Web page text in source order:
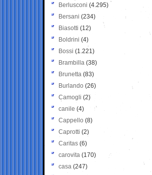
Berlusconi (4.295)
Bersani (234)
Biasotti (12)
Boldrini (4)
Bossi (1.221)
Brambilla (38)
Brunetta (83)
Burlando (26)
Camogli (2)
canile (4)
Cappello (8)
Caprotti (2)
Caritas (6)
carovita (170)
casa (247)